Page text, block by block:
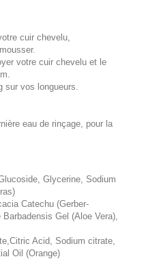
cuir chevelu,
votre cuir chevelu et le
sur vos longueurs.
eau de rinçage, pour la
Glycerine, Sodium
Catechu (Gerber-
Gel (Aloe Vera),
Acid, Sodium citrate,
Oil (Orange)